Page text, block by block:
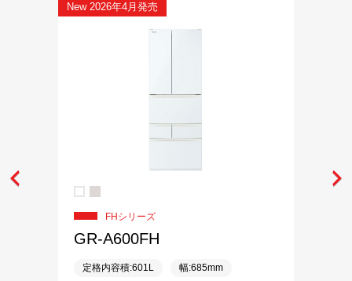
New 2026年4月発売
FHシリーズ
GR-A600FH
定格内容積:601L 幅:685mm